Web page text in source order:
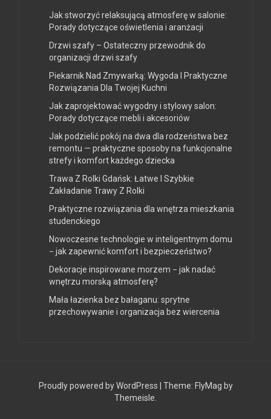
Jak stworzyć relaksującą atmosferę w salonie:
Porady dotyczące oświetlenia i aranżacji
Drzwi szafy – Ostateczny przewodnik do
organizacji drzwi szafy
Piekarnik Nad Zmywarką: Wygoda I Praktyczne
Rozwiązania Dla Twojej Kuchni
Jak zaprojektować wygodny i stylowy salon:
Porady dotyczące mebli i akcesoriów
Jak podzielić pokój na dwa dla rodzeństwa bez
remontu — praktyczne sposoby na funkcjonalne
strefy i komfort każdego dziecka
Trawa Z Rolki Gdańsk: Łatwe I Szybkie
Zakładanie Trawy Z Rolki
Praktyczne rozwiązania dla wnętrza mieszkania
studenckiego
Nowoczesne technologie w inteligentnym domu
− jak zapewnić komfort i bezpieczeństwo?
Dekoracje inspirowane morzem − jak nadać
wnętrzu morską atmosferę?
Mała łazienka bez bałaganu: sprytne
przechowywanie i organizacja bez wiercenia
Proudly powered by WordPress | Theme: FlyMag by
Themeisle.